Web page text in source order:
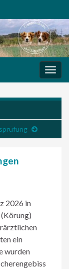
2026 in
ein
wurden